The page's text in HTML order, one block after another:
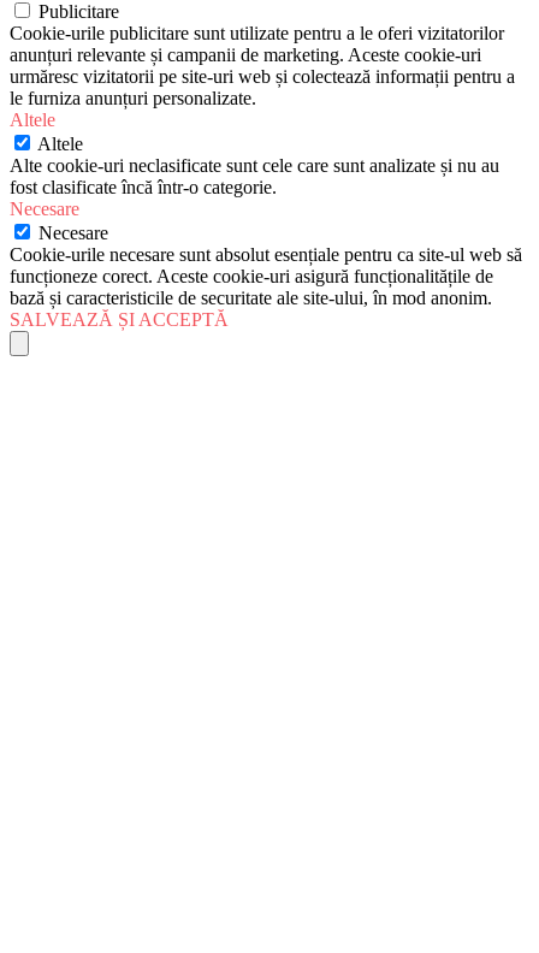
Publicitare
Cookie-urile publicitare sunt utilizate pentru a le oferi vizitatorilor
anunțuri relevante și campanii de marketing. Aceste cookie-uri
urmăresc vizitatorii pe site-uri web și colectează informații pentru a
le furniza anunțuri personalizate.
Altele
Altele
Alte cookie-uri neclasificate sunt cele care sunt analizate și nu au
fost clasificate încă într-o categorie.
Necesare
Necesare
Cookie-urile necesare sunt absolut esențiale pentru ca site-ul web să
funcționeze corect. Aceste cookie-uri asigură funcționalitățile de
bază și caracteristicile de securitate ale site-ului, în mod anonim.
SALVEAZĂ ȘI ACCEPTĂ